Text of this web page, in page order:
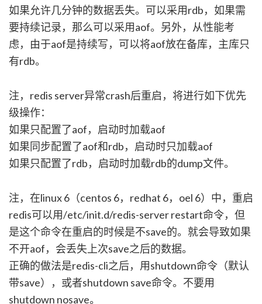
如果允许几分钟的数据丢失。可以采用rdb，如果需
要持续记录，那么可以采用aof。另外，从性能考
虑，由于aof是持续写，可以将aof放在备库，主库只
有rdb。
注，redis server异常crash后重启，将进行如下优先
级操作：
如果只配置了aof，启动时加载aof
如果同步配置了aof和rdb，启动时只加载aof
如果只配置了rdb，启动时加载rdb的dump文件。
注，在linux 6（centos 6，redhat 6，oel 6）中，重启
redis可以用/etc/init.d/redis-server restart命令，但
是这个命令在重启的时候是不save的。就会导致如果
不开aof，会丢失上次save之后的数据。
正确的做法是redis-cli之后，用shutdown命令（默认
带save），或者shutdown save命令。不要用
shutdown nosave。